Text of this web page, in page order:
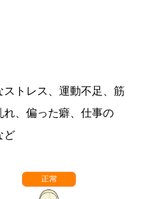
トレス、運動不足、筋
、偏った癖、仕事の
ど